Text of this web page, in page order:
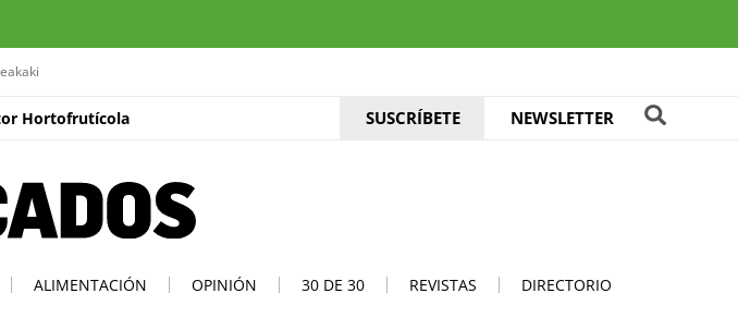
kaki
Hortofrutícola SUSCRÍBETE NEWSLETTER
ALIMENTACIÓN OPINIÓN 30 DE 30 REVISTAS DIRECTORIO